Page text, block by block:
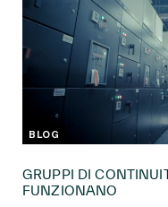
BLOG
GRUPPI DI
FUNZIONANO